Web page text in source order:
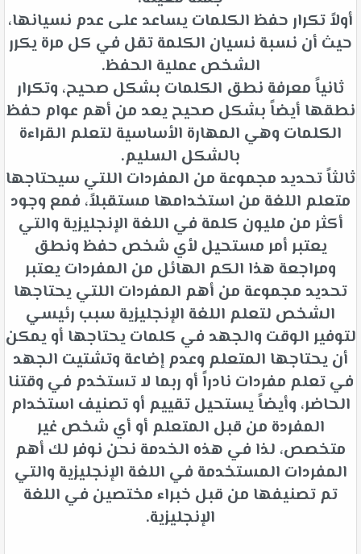
أولاً تكرار حفظ الكلمات يساعد على عدم نسيانها،
حيث أن نسبة نسيان الكلمة تقل في كل مرة يكرر
الشخص عملية الحفظ.
ثانياً معرفة نطق الكلمات بشكل صحيح، وتكرار
نطقها أيضاً بشكل صحيح يعد من أهم عوام حفظ
الكلمات وهي المهارة الأساسية لتعلم القراءة
بالشكل السليم.
ثالثاً تحديد مجموعة من المفردات اللتي سيحتاجها
متعلم اللغة من استخدامها مستقبلاً، فمع وجود
أكثر من مليون كلمة في اللغة الإنجليزية والتي
يعتبر أمر مستحيل لأي شخص حفظ ونطق
ومراجعة هذا الكم الهائل من المفردات يعتبر
تحديد مجموعة من أهم المفردات اللتي يحتاجها
الشخص لتعلم اللغة الإنجليزية سبب رئيسي
لتوفير الوقت والجهد في كلمات يحتاجها أو يمكن
أن يحتاجها المتعلم وعدم إضاعة وتشتيت الجهد
في تعلم مفردات نادراً أو ربما لا تستخدم في وقتنا
الحاضر، وأيضاً يستحيل تقييم أو تصنيف استخدام
المفردة من قبل المتعلم أو أي شخص غير
متخصص، لذا في هذه الخدمة نحن نوفر لك أهم
المفردات المستخدمة في اللغة الإنجليزية والتي
تم تصنيفها من قبل خبراء مختصين في اللغة
الإنجليزية.